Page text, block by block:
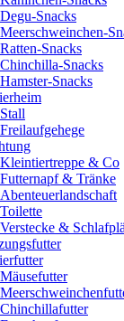
Degu-Snacks
Meerschweinchen-
Ratten-Snacks
Chinchilla-Snacks
Hamster-Snacks
Stall
Freilaufgehege
Kleintiertreppe & Co
Futternapf & Tränke
Abenteuerlandschaft
Toilette
Verstecke &
Mäusefutter
Chinchillafutter